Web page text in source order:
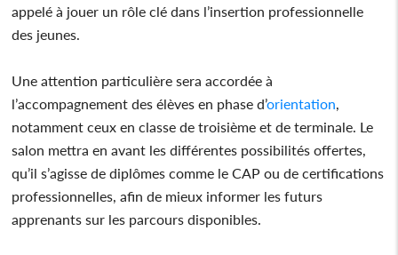
appelé à jouer un rôle clé dans l’insertion professionnelle
des jeunes.
Une attention particulière sera accordée à
l’accompagnement des élèves en phase d’orientation
notamment ceux en classe de troisième et de terminale. Le
salon mettra en avant les différentes possibilités offertes,
qu’il s’agisse de diplômes comme le CAP ou de certifications
professionnelles, afin de mieux informer les futurs
apprenants sur les parcours disponibles.